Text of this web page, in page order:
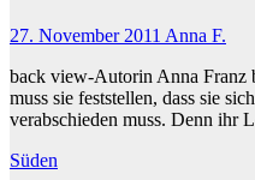
27. November 2011 Anna F.
back view-Autorin Anna Franz
muss sie feststellen, dass sie
verabschieden muss. Denn ihr
Süden